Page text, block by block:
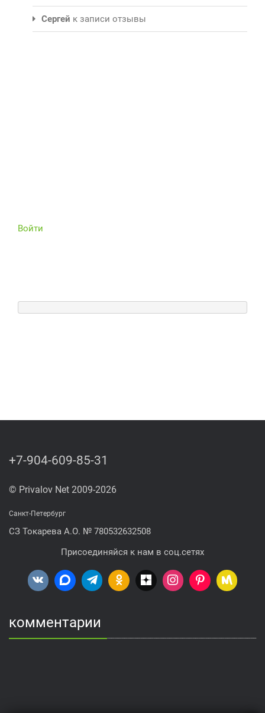
Сергей к записи отзывы
Войти
+7-904-609-85-31
© Privalov Net 2009-2026
Санкт-Петербург
СЗ Токарева А.О. № 780532632508
Присоединяйся к нам в соц.сетях
комментарии